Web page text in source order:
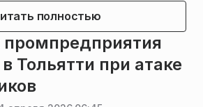
полностью
промпредприятия
Тольятти при атаке